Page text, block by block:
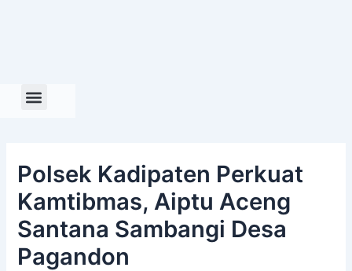
Polsek Kadipaten Perkuat
Kamtibmas, Aiptu Aceng
Santana Sambangi Desa
Pagandon